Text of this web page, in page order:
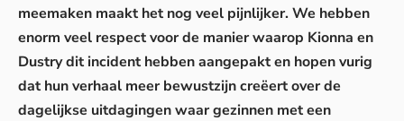
meemaken maakt het nog veel pijnlijker. We hebben
enorm veel respect voor de manier waarop Kionna en
Dustry dit incident hebben aangepakt en hopen vurig
dat hun verhaal meer bewustzijn creëert over de
dagelijkse uitdagingen waar gezinnen met een